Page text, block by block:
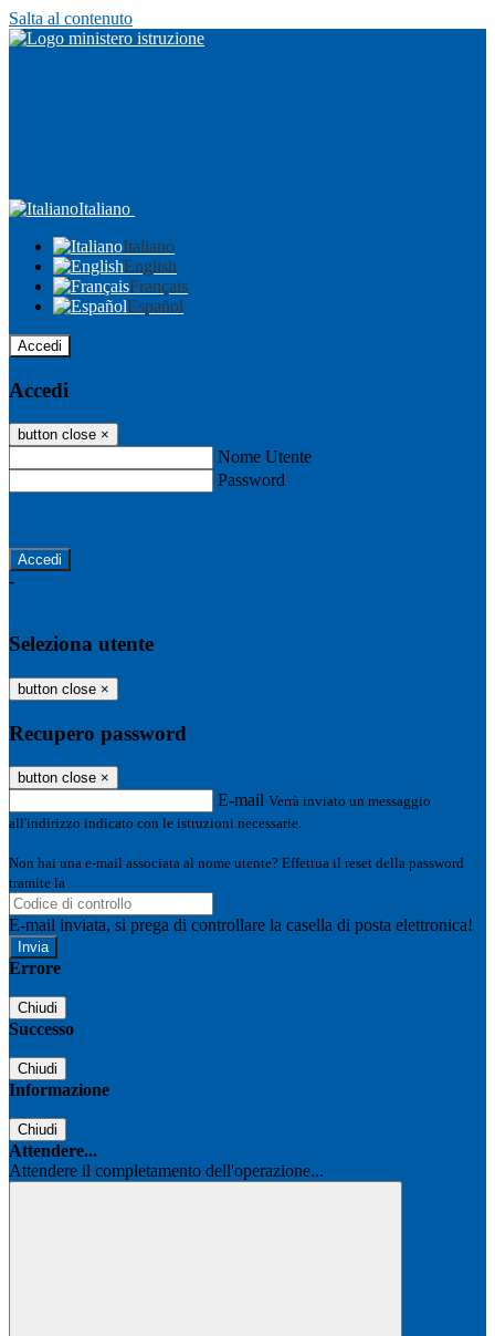
Salta al contenuto
Italiano
Italiano
English
Français
Español
Accedi
Accedi
button close ×
Nome Utente
Password
-
Seleziona utente
button close ×
Recupero password
button close ×
E-mail Verrà inviato un messaggio
all'indirizzo indicato con le istruzioni necessarie.
Non hai una e-mail associata al nome utente? Effettua il reset della password
tramite la
E-mail inviata, si prega di controllare la casella di posta elettronica!
Errore
Chiudi
Successo
Chiudi
Informazione
Chiudi
Attendere...
Attendere il completamento dell'operazione...